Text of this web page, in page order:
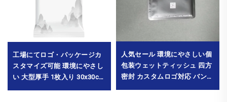
工場にてロゴ・パッケージカ
スタマイズ可能 環境にやさし
い 大型厚手 1枚入り 30x30cm
人気セール 環境にやさしい個
包装ウェットティッシュ 四方
密封 カスタムロゴ対応 バンケ